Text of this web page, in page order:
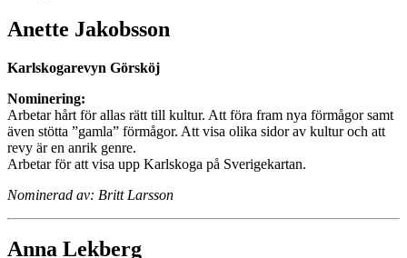
Anette Jakobsson
Karlskogarevyn Görsköj
Nominering:
Arbetar hårt för allas rätt till kultur. Att föra fram nya förmågor samt
även stötta ”gamla” förmågor. Att visa olika sidor av kultur och att
revy är en anrik genre.
Arbetar för att visa upp Karlskoga på Sverigekartan.
Nominerad av: Britt Larsson
Anna Lekberg